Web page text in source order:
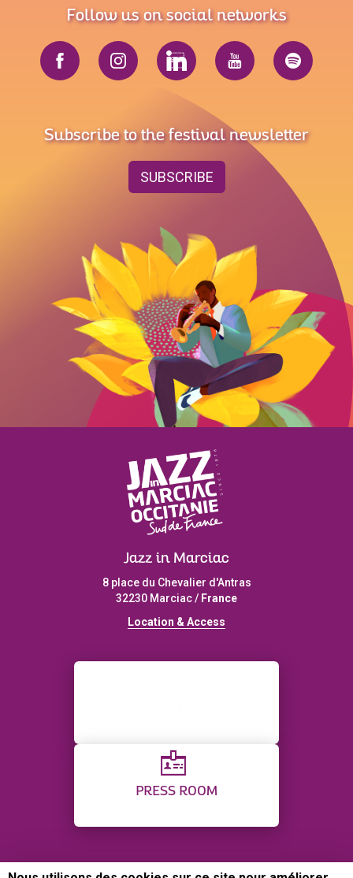
Follow us on social networks
Subscribe to the festival newsletter
SUBSCRIBE
Jazz in Marciac
8 place du Chevalier d'Antras
32230 Marciac / France
Location & Access
PRESS ROOM